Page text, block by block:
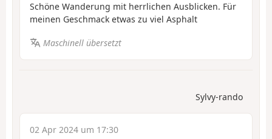
Schöne Wanderung mit herrlichen Ausblicken. Für
meinen Geschmack etwas zu viel Asphalt
Maschinell übersetzt
Sylvy-rando
02 Apr 2024 um 17:30